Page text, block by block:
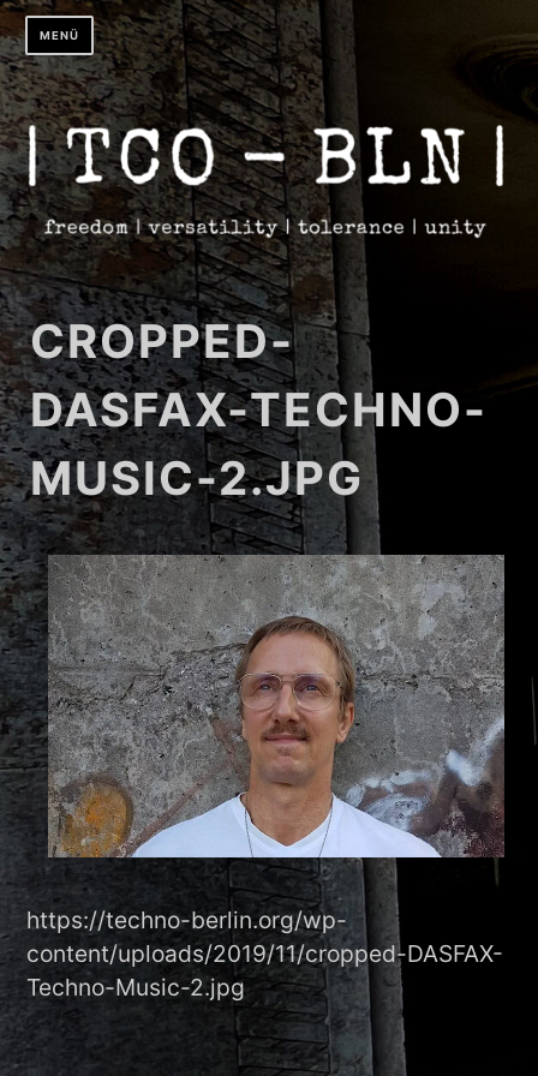
Zum
Inhalt
springen
MENÜ
CROPPED-
DASFAX-TECHNO-
MUSIC-2.JPG
https://techno-berlin.org/wp-
content/uploads/2019/11/cropped-DASFAX-
Techno-Music-2.jpg